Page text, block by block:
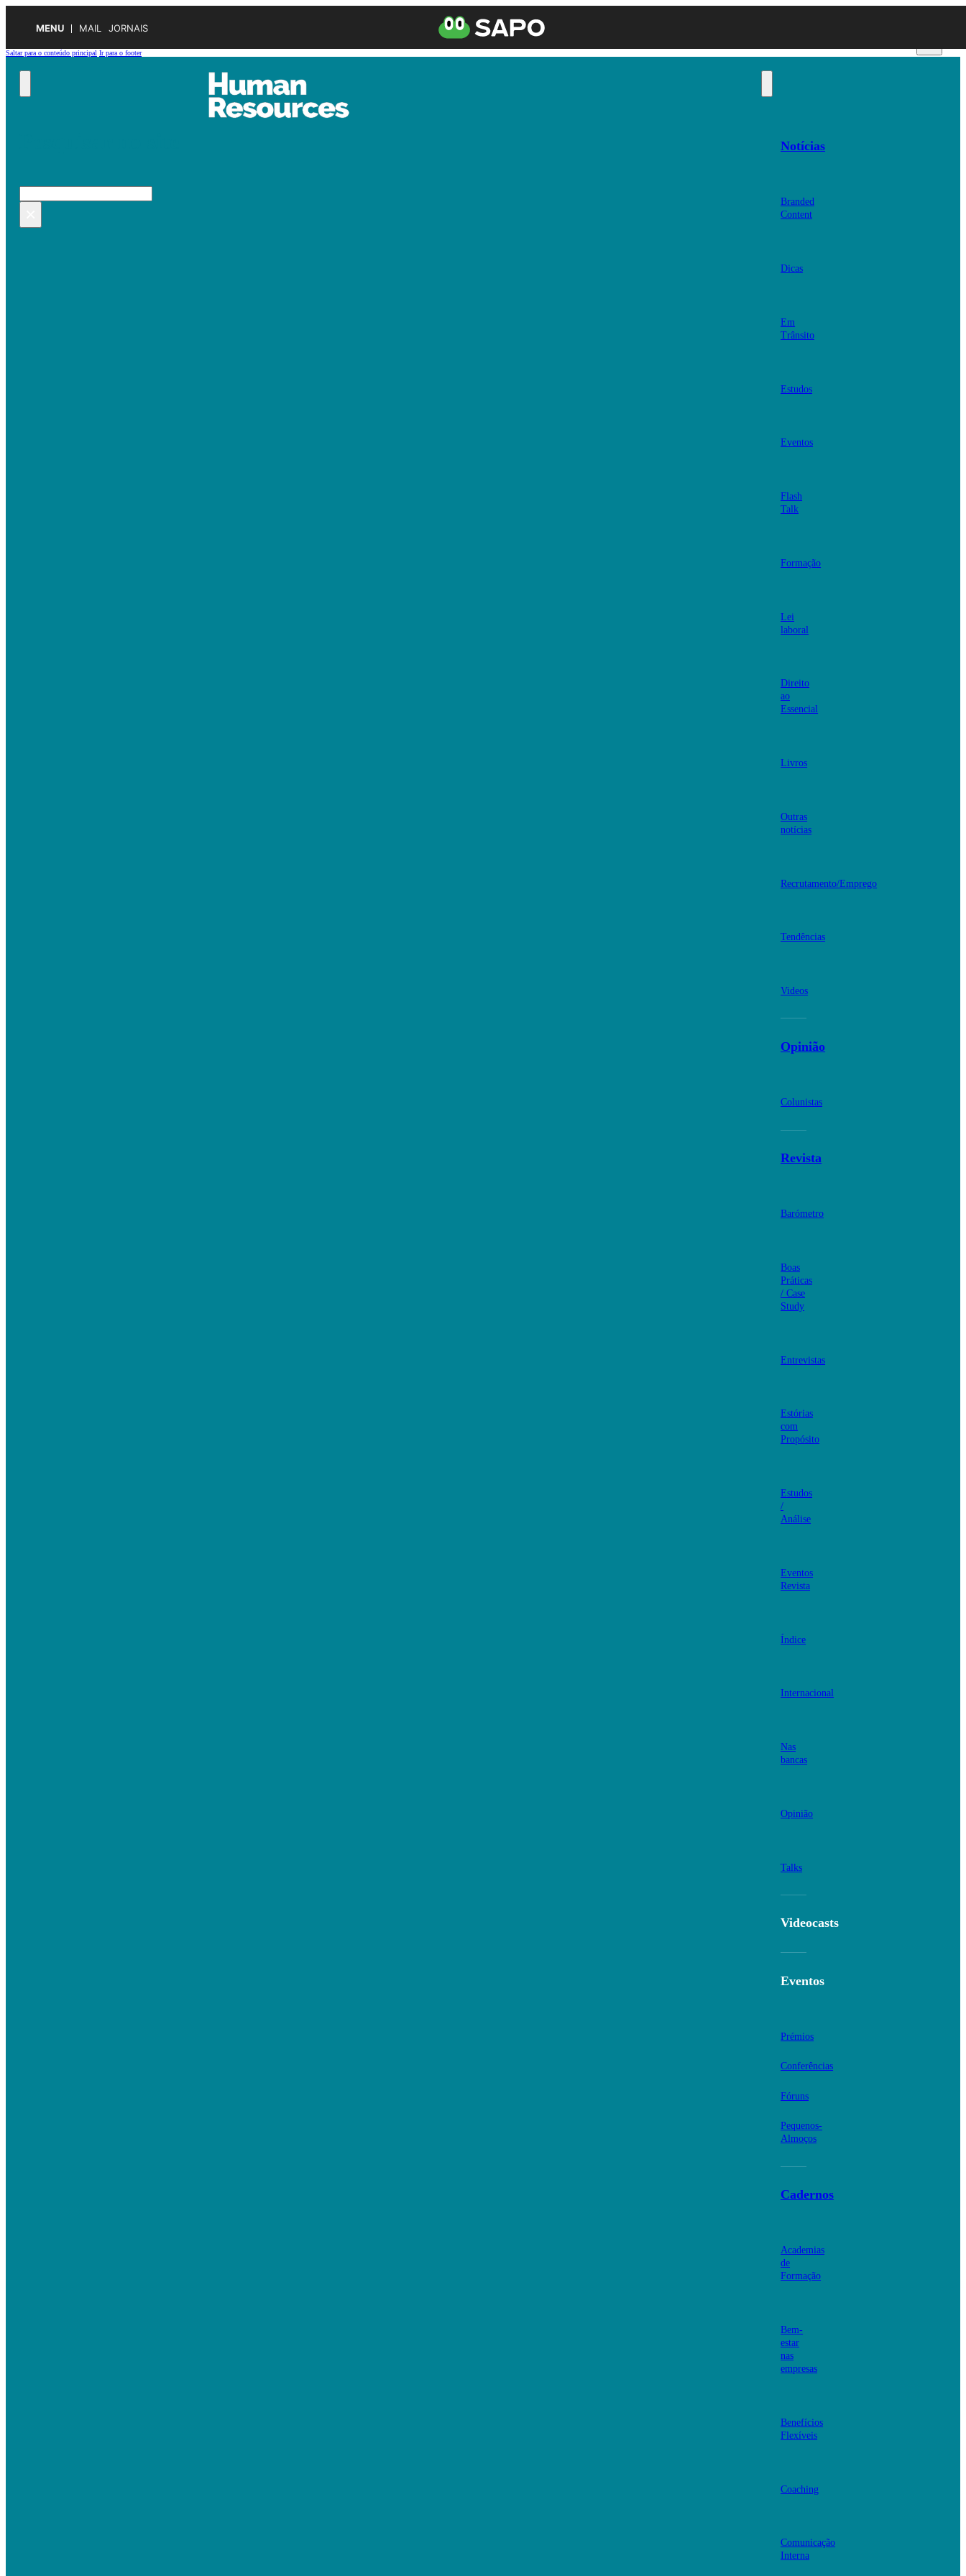
MENU MAIL JORNAIS
Saltar para o conteúdo principal Ir para o footer
Pesquisar
Notícias
Branded
Content
Dicas
Em
Trânsito
Estudos
Eventos
Flash
Talk
Formação
Lei
laboral
Direito
ao
Essencial
Livros
Outras
notícias
Recrutamento/Emprego
Tendências
Videos
Opinião
Colunistas
Revista
Barómetro
Boas
Práticas
/ Case
Study
Entrevistas
Estórias
com
Propósito
Estudos
/
Análise
Eventos
Revista
Índice
Internacional
Nas
bancas
Opinião
Talks
Videocasts
Eventos
Prémios
Conferências
Fóruns
Pequenos-
Almoços
Cadernos
Academias
de
Formação
Bem-
estar
nas
empresas
Benefícios
Flexíveis
Coaching
Comunicação
Interna